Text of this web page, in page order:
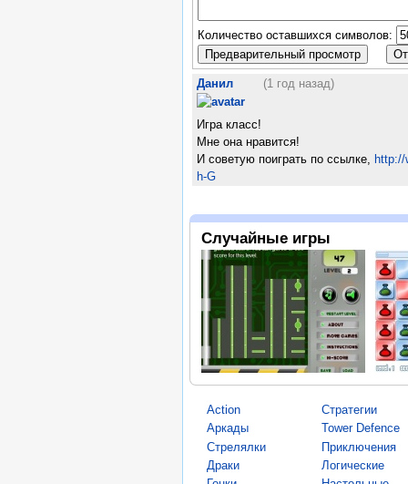
Количество оставшихся символов:
Данил (1 год назад)
Игра класс!
Мне она нравится!
И советую поиграть по ссылке,
h-G
Случайные игры
Action
Аркады
Стрелялки
Драки
Стратегии
Tower Defence
Приключения
Логические